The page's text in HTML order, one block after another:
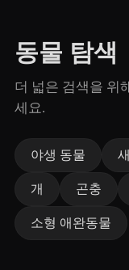
동물 탐색
더 넓은 검색을 위
세요.
야생 동물 새
개 곤충
소형 애완동물